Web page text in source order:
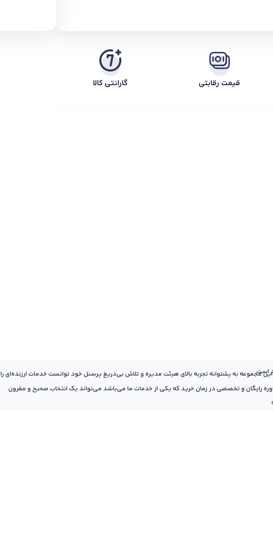
قیمت رقابتی گارانتی کالا
است گردید. این مجموعه به پشتوانه تجربه بالای هیئت مدیره و تلاش بی‌دریغ پرسنل خود توانست خدمات ارزنده‌ای را
رایگان و تخصصی در زمان خرید که یکی از خدمات ما می‌باشد می‌تواند یک انتخاب صحیح و مقرون